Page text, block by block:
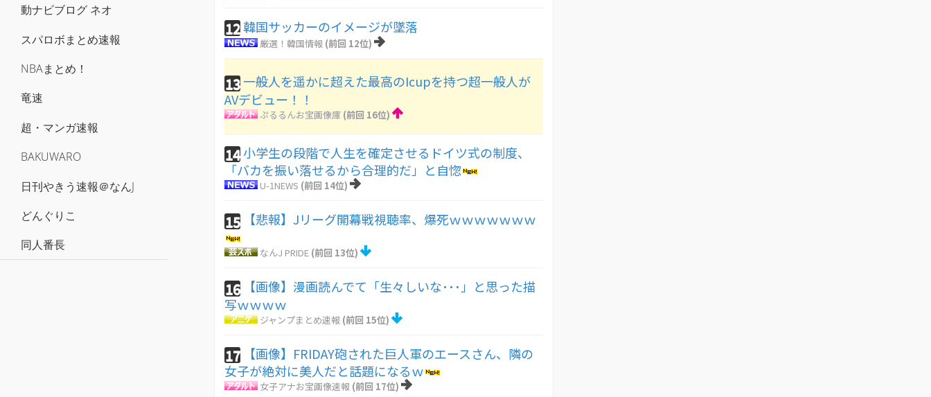
12韓国サッカーのイメージが墜落
厳選！韓国情報 (前回 12位)
13一般人を遥かに超えた最高のIcupを持つ超一般人が
AVデビュー！！
ぷるるんお宝画像庫 (前回 16位)
14 小学生の段階で人生を確定させるドイツ式の制度、
「バカを振い落せるから合理的だ」と自惚
U-1NEWS (前回 14位)
15 【悲報】Jリーグ開幕戦視聴率、爆死ｗｗｗｗｗｗｗ
なんJ PRIDE (前回 13位)
16
【画像】漫画読んでて「生々しいな･･･」と思った描
写ｗｗｗｗ
ジャンプまとめ速報 (前回 15位)
17
【画像】FRIDAY砲された巨人軍のエースさん、隣の
女子が絶対に美人だと話題になるｗ
女子アナお宝画像速報 (前回 17位)
動ナビブログ ネオ
スパロボまとめ速報
NBAまとめ！
竜速
超・マンガ速報
BAKUWARO
日刊やきう速報＠なんJ
どんぐりこ
同人番長